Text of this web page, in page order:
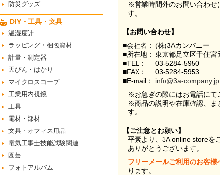
防災グッズ
DIY・工具・文具
温湿度計
ラッピング・梱包資材
計量・測定器
天びん・はかり
マイクロスコープ
工業用内視鏡
工具
電材・部材
文具・オフィス用品
電気工事士技能試験関連
園芸
フォトアルバム
※営業時間外のお問い合わせ
す。
【お問い合わせ】
■会社名： (株)3Aカンパニー
■所在地： 東京都足立区千住
■TEL：
03-5284-5950
■FAX：
03-5284-5953
■E-mail：
info@3a-company.jp
※お急ぎの際にはお電話にて
※商品の説明や在庫確認、ま
す。
【ご注意とお願い】
平素より、3A online storeを
ありがとうございます。
フリーメールご利用のお客様
ります。